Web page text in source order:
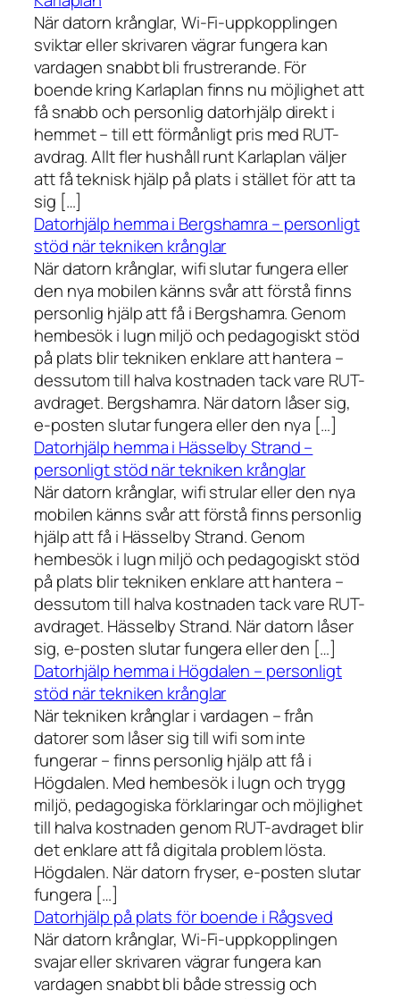
När datorn krånglar, Wi-Fi-uppkopplingen
sviktar eller skrivaren vägrar fungera kan
vardagen snabbt bli frustrerande. För
boende kring Karlaplan finns nu möjlighet att
få snabb och personlig datorhjälp direkt i
hemmet – till ett förmånligt pris med RUT-
avdrag. Allt fler hushåll runt Karlaplan väljer
att få teknisk hjälp på plats i stället för att ta
sig […]
Datorhjälp hemma i Bergshamra – personligt
stöd när tekniken krånglar
När datorn krånglar, wifi slutar fungera eller
den nya mobilen känns svår att förstå finns
personlig hjälp att få i Bergshamra. Genom
hembesök i lugn miljö och pedagogiskt stöd
på plats blir tekniken enklare att hantera –
dessutom till halva kostnaden tack vare RUT-
avdraget. Bergshamra. När datorn låser sig,
e-posten slutar fungera eller den nya […]
Datorhjälp hemma i Hässelby Strand –
personligt stöd när tekniken krånglar
När datorn krånglar, wifi strular eller den nya
mobilen känns svår att förstå finns personlig
hjälp att få i Hässelby Strand. Genom
hembesök i lugn miljö och pedagogiskt stöd
på plats blir tekniken enklare att hantera –
dessutom till halva kostnaden tack vare RUT-
avdraget. Hässelby Strand. När datorn låser
sig, e-posten slutar fungera eller den […]
Datorhjälp hemma i Högdalen – personligt
stöd när tekniken krånglar
När tekniken krånglar i vardagen – från
datorer som låser sig till wifi som inte
fungerar – finns personlig hjälp att få i
Högdalen. Med hembesök i lugn och trygg
miljö, pedagogiska förklaringar och möjlighet
till halva kostnaden genom RUT-avdraget blir
det enklare att få digitala problem lösta.
Högdalen. När datorn fryser, e-posten slutar
fungera […]
Datorhjälp på plats för boende i Rågsved
När datorn krånglar, Wi-Fi-uppkopplingen
svajar eller skrivaren vägrar fungera kan
vardagen snabbt bli både stressig och